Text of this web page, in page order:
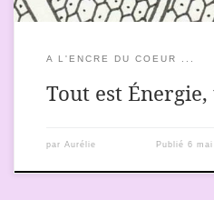
A L'ENCRE DU COEUR ...
Tout est
par Aurélie Publié6 mai